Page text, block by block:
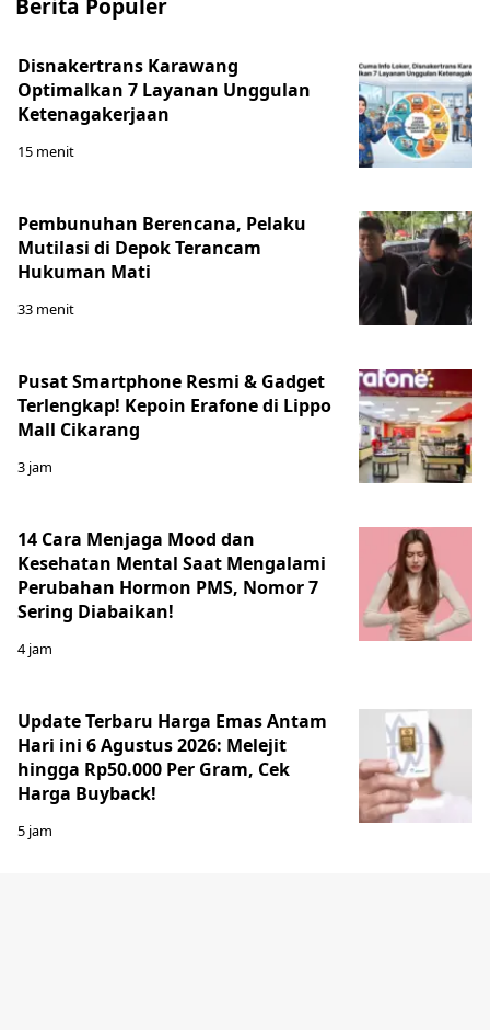
Berita Populer
Disnakertrans Karawang
Optimalkan 7 Layanan Unggulan
Ketenagakerjaan
15 menit
Pembunuhan Berencana, Pelaku
Mutilasi di Depok Terancam
Hukuman Mati
33 menit
Pusat Smartphone Resmi & Gadget
Terlengkap! Kepoin Erafone di Lippo
Mall Cikarang
3 jam
14 Cara Menjaga Mood dan
Kesehatan Mental Saat Mengalami
Perubahan Hormon PMS, Nomor 7
Sering Diabaikan!
4 jam
Update Terbaru Harga Emas Antam
Hari ini 6 Agustus 2026: Melejit
hingga Rp50.000 Per Gram, Cek
Harga Buyback!
5 jam